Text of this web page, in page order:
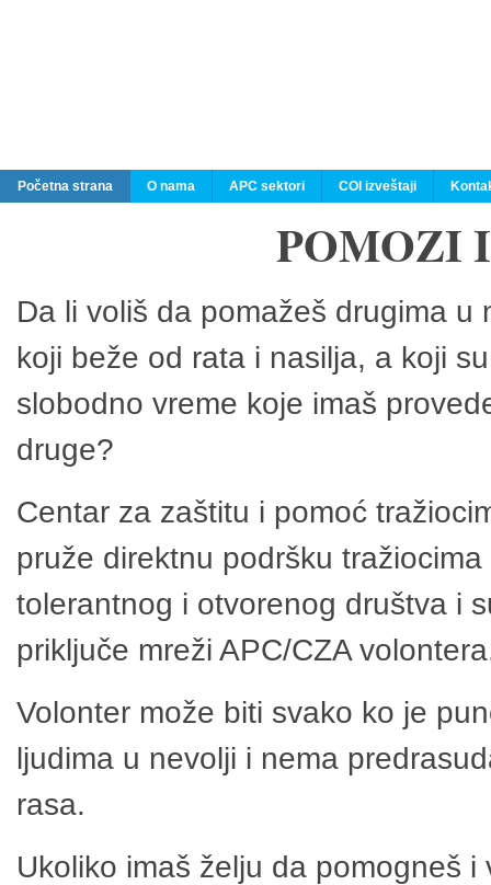
Početna strana O nama APC sektori COI izveštaji
POMOZI
Da li voliš da pomažeš drugima
koji beže od rata i nasilja, a koji
slobodno vreme koje imaš
druge?
Centar za zaštitu i pomoć
pruže direktnu podršku
tolerantnog i otvorenog društva i
priključe mreži APC/CZA
Volonter može biti svako ko je
ljudima u nevolji i nema
rasa.
Ukoliko imaš želju da pomogneš